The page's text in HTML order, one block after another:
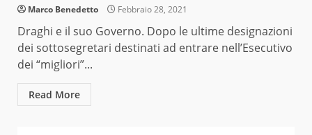
Marco Benedetto Febbraio 28, 2021
Draghi e il suo Governo. Dopo le ultime designazioni
dei sottosegretari destinati ad entrare nell’Esecutivo
dei “migliori”...
Read More